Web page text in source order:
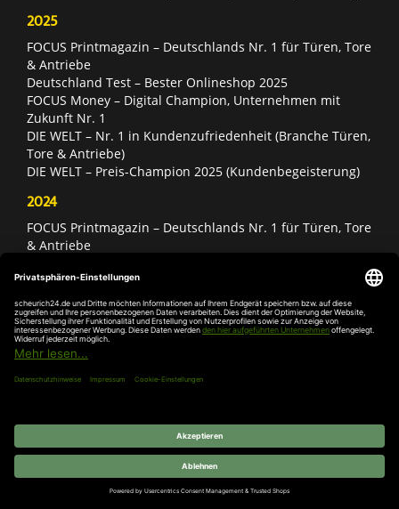
2025
FOCUS Printmagazin – Deutschlands Nr. 1 für Türen, Tore
& Antriebe
Deutschland Test – Bester Onlineshop 2025
FOCUS Money – Digital Champion, Unternehmen mit
Zukunft Nr. 1
DIE WELT – Nr. 1 in Kundenzufriedenheit (Branche Türen,
Tore & Antriebe)
DIE WELT – Preis-Champion 2025 (Kundenbegeisterung)
2024
FOCUS Printmagazin – Deutschlands Nr. 1 für Türen, Tore
& Antriebe
DIE WELT – Nr. 1 in Kundenzufriedenheit (Branche Türen,
Tore & Antriebe)
2023
FOCUS Printmagazin – Deutschlands Nr. 1 für Türen, Tore
& Antriebe
DIE WELT – Nr. 1 in Kundenzufriedenheit (Branche Türen,
Tore & Antriebe)
DIE WELT – Preis-Champion 2023 (Kundenbegeisterung)
DIE WELT – Service-Champion im erlebten Kundenservice
Computer Bild & Statista – Aufsteiger des Jahres